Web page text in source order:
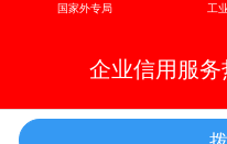
国家外专局 工
企业信用服